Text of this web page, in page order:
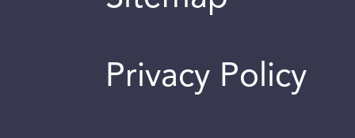
Privacy Policy